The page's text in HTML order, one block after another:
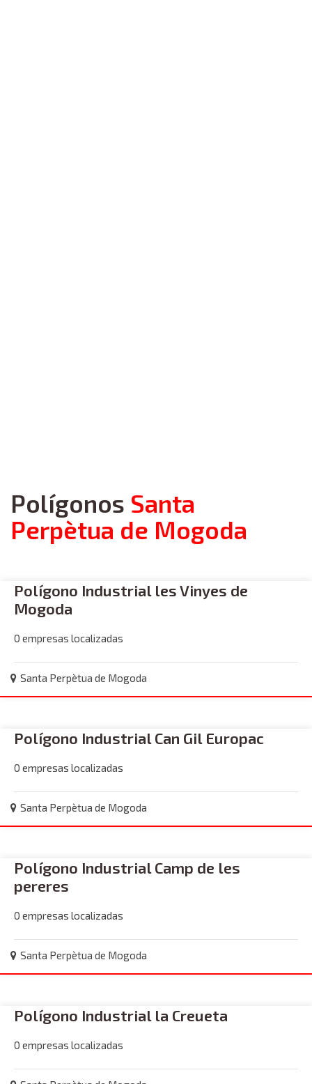
Polígonos Santa
Perpètua de Mogoda
Polígono Industrial les Vinyes de
Mogoda
0 empresas localizadas
Santa Perpètua de Mogoda
Polígono Industrial Can Gil Europac
0 empresas localizadas
Santa Perpètua de Mogoda
Polígono Industrial Camp de les
pereres
0 empresas localizadas
Santa Perpètua de Mogoda
Polígono Industrial la Creueta
0 empresas localizadas